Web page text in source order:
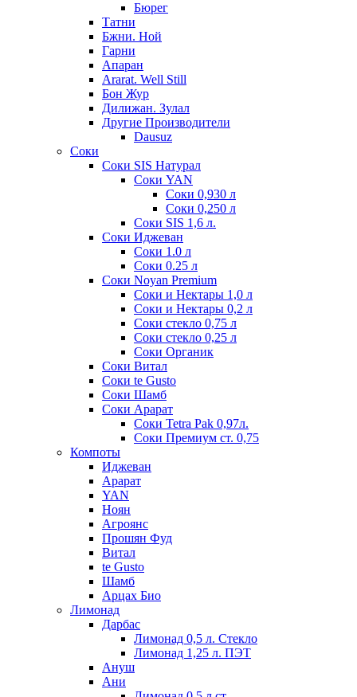
Бюрег
Татни
Бжни. Ной
Гарни
Апаран
Ararat. Well Still
Бон Жур
Дилижан. Зулал
Другие Производители
Dausuz
Соки
Соки SIS Натурал
Соки YAN
Соки 0,930 л
Соки 0,250 л
Соки SIS 1,6 л.
Соки Иджеван
Соки 1.0 л
Соки 0.25 л
Соки Noyan Premium
Соки и Нектары 1,0 л
Соки и Нектары 0,2 л
Соки стекло 0,75 л
Соки стекло 0,25 л
Соки Органик
Соки Витал
Соки te Gusto
Соки Шамб
Соки Арарат
Соки Tetra Pak 0,97л.
Соки Премиум ст. 0,75
Компоты
Иджеван
Арарат
YAN
Ноян
Агроянс
Прошян Фуд
Витал
te Gusto
Шамб
Арцах Био
Лимонад
Дарбас
Лимонад 0,5 л. Стекло
Лимонад 1,25 л. ПЭТ
Ануш
Ани